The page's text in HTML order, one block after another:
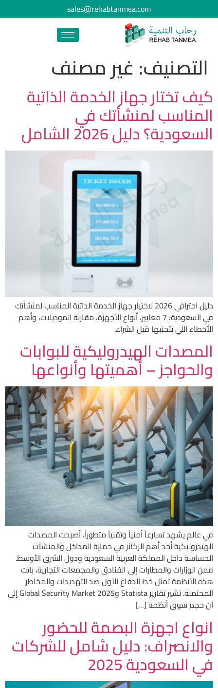
sales@rehabtanmea.com
التصنيف:غير مصنف
كيف تختار جهاز الخدمة الذاتية
المناسب لمنشأتك في
السعودية؟ دليل 2026 الشامل
دليل احترافي 2026 لاختيار جهاز الخدمة الذاتية المناسب لمنشأتك
في السعودية: 7 معايير، أنواع الأجهزة، مقارنة الموديلات، وأهم
الأخطاء اللي تتجنبها قبل الشراء.
المصدات الهيدروليكية للبوابات
والحواجز – أهميتها وأنواعها
في عالم يشهد تسارعاً أمنياً وتقنياً متطوراً، أصبحت المصدات
الهيدروليكية أحد أهم الركائز في حماية المداخل والمنشآت
الحساسة داخل المملكة العربية السعودية ودول الشرق الأوسط.
فمن الوزارات والمطارات إلى الفنادق والمجمعات التجارية، باتت
هذه الأنظمة تمثل خط الدفاع الأول ضد التهديدات والمخاطر
المحتملة. تشير تقارير Statista وGlobal Security Market 2025 إلى
أن حجم سوق أنظمة […]
انواع اجهزة البصمة للحضور
والانصراف: دليل شامل للشركات
في السعودية 2025